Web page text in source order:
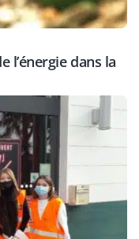
l’énergie dans la